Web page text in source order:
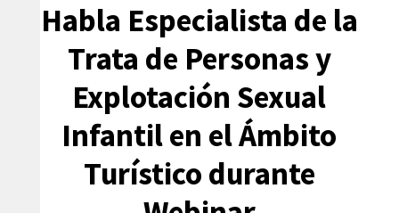
Habla Especialista de la
Trata de Personas y
Explotación Sexual
Infantil en el Ámbito
Turístico durante